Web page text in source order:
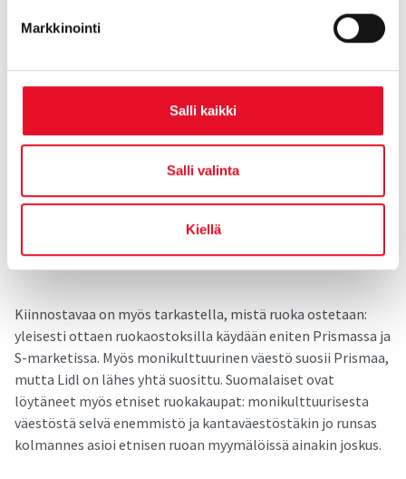
Markkinointi
Salli kaikki
Salli valinta
Kiellä
Mo­ni­kult­tuu­ri­nen Suomi Syö
Juhlavuoden kunniaksi tänä vuonna on uutuutena saatavilla
erittäin ajankohtainen ja kiinnostava raportti
”Monikulttuurinen Suomi Syö”, jossa vastaajina olivat eri
kulttuuritaustoja edustavat kuluttajat. Ruoan alkuperä
merkitsee paljon myös monikulttuurisessa Suomessa:
elintarvikkeiden raaka-aineiden alkuperä halutaan tietää, ja
Lisäksi joka toiselle on tärkeää syödä omalle
kulttuuritaustalle ominaista ruokaa.
Kiinnostavaa on myös tarkastella, mistä ruoka ostetaan:
yleisesti ottaen ruokaostoksilla käydään eniten Prismassa ja
S-marketissa. Myös monikulttuurinen väestö suosii Prismaa,
mutta Lidl on lähes yhtä suosittu. Suomalaiset ovat
löytäneet myös etniset ruokakaupat: monikulttuurisesta
väestöstä selvä enemmistö ja kantaväestöstäkin jo runsas
kolmannes asioi etnisen ruoan myymälöissä ainakin joskus.